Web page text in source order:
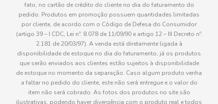
fato, no cartão de crédito do cliente no dia do faturamento do
pedido. Produtos em promoção possuem quantidades limitadas
por cliente, de acordo com o Código de Defesa do Consumidor
(artigo 39 – I CDC, Lei nº. 8.078 de 11/09/90 e artigo 12 – III Decreto nº.
2.181 de 20/03/97). A venda está diretamente ligada à
disponibilidade de estoque no dia do faturamento, já os produtos
que serão enviados aos clientes estão sujeitos à disponibilidade
de estoque no momento da separação. Caso algum produto venha
a faltar no pedido do cliente, este não será entregue e o valor do
item não será cobrado. As fotos dos produtos no site são
ilustrativas, podendo haver divergência com o produto real e todos